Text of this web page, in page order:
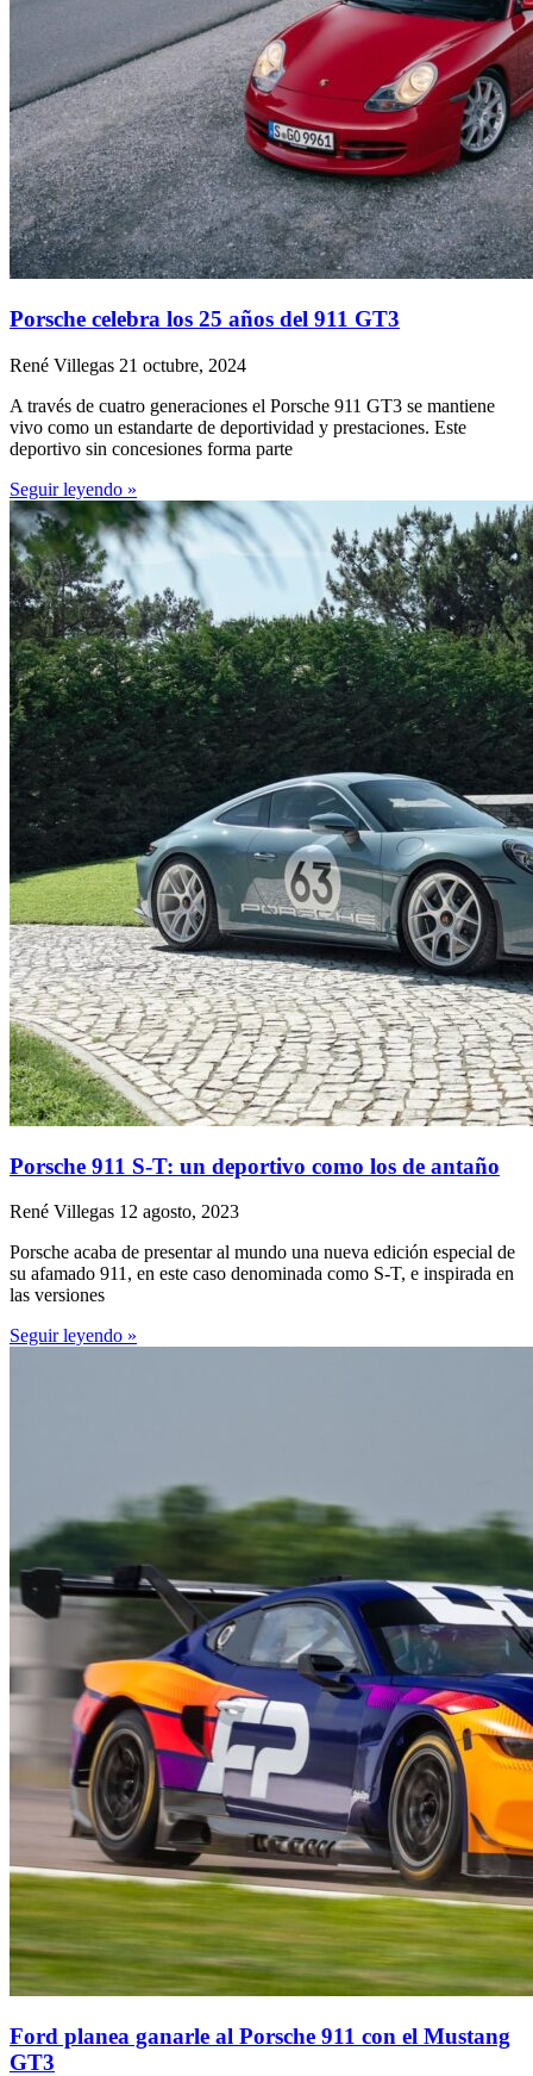
Porsche celebra los 25 años del 911 GT3
René Villegas 21 octubre, 2024
A través de cuatro generaciones el Porsche 911 GT3 se mantiene
vivo como un estandarte de deportividad y prestaciones. Este
deportivo sin concesiones forma parte
Seguir leyendo »
Porsche 911 S-T: un deportivo como los de antaño
René Villegas 12 agosto, 2023
Porsche acaba de presentar al mundo una nueva edición especial de
su afamado 911, en este caso denominada como S-T, e inspirada en
las versiones
Seguir leyendo »
Ford planea ganarle al Porsche 911 con el Mustang
GT3